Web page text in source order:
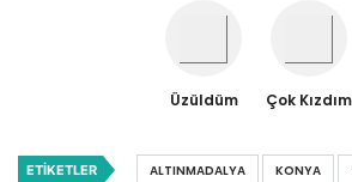
Üzüldüm Çok Kızdım
ETIKETLER ALTINMADALYA KONYA